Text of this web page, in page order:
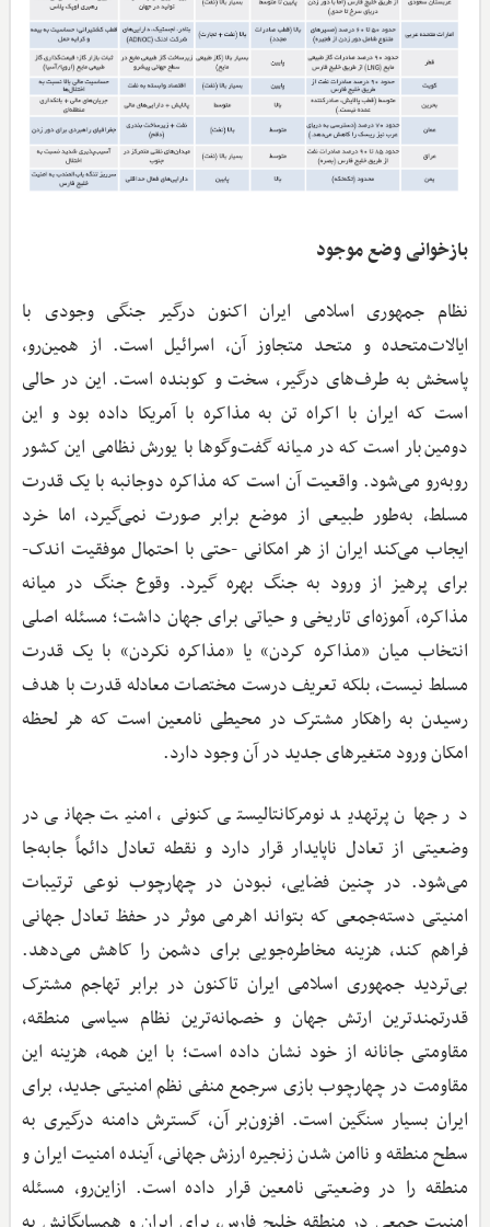
بازخوانی وضع موجود
نظام جمهوری اسلامی ایران اکنون درگیر جنگی وجودی با
ایالات‌متحده و متحد متجاوز آن، اسرائیل است. از همین‌رو،
پاسخش به طرف‌های درگیر، سخت و کوبنده است. این در حالی
است که ایران با اکراه تن به مذاکره با آمریکا داده بود و این
دومین‌بار است که در میانه گفت‌وگوها با یورش نظامی این کشور
روبه‌رو می‌شود. واقعیت آن است که مذاکره دوجانبه با یک قدرت
مسلط، به‌طور طبیعی از موضع برابر صورت نمی‌گیرد، اما خرد
ایجاب می‌کند ایران از هر امکانی -حتی با احتمال موفقیت اندک-
برای پرهیز از ورود به جنگ بهره گیرد. وقوع جنگ در میانه
مذاکره، آموزه‌ای تاریخی و حیاتی برای جهان داشت؛ مسئله اصلی
انتخاب میان «مذاکره کردن» یا «مذاکره نکردن» با یک قدرت
مسلط نیست، بلکه تعریف درست مختصات معادله قدرت با هدف
رسیدن به راهکار مشترک در محیطی نامعین است که هر لحظه
امکان ورود متغیرهای جدید در آن وجود دارد.
در جهان پرتهدید نومرکانتالیستی کنونی، امنیت جهانی در
وضعیتی از تعادل ناپایدار قرار دارد و نقطه تعادل دائماً جابه‌جا
می‌شود. در چنین فضایی، نبودن در چهارچوب نوعی ترتیبات
امنیتی دسته‌جمعی که بتواند اهرمی موثر در حفظ تعادل جهانی
فراهم کند، هزینه مخاطره‌جویی برای دشمن را کاهش می‌دهد.
بی‌تردید جمهوری اسلامی ایران تاکنون در برابر تهاجم مشترک
قدرتمندترین ارتش جهان و خصمانه‌ترین نظام سیاسی منطقه،
مقاومتی جانانه از خود نشان داده است؛ با این همه، هزینه این
مقاومت در چهارچوب بازی سرجمع منفی نظم امنیتی جدید، برای
ایران بسیار سنگین است. افزون‌بر آن، گسترش دامنه درگیری به
سطح منطقه و ناامن شدن زنجیره ارزش جهانی، آینده امنیت ایران و
منطقه را در وضعیتی نامعین قرار داده است. ازاین‌رو، مسئله